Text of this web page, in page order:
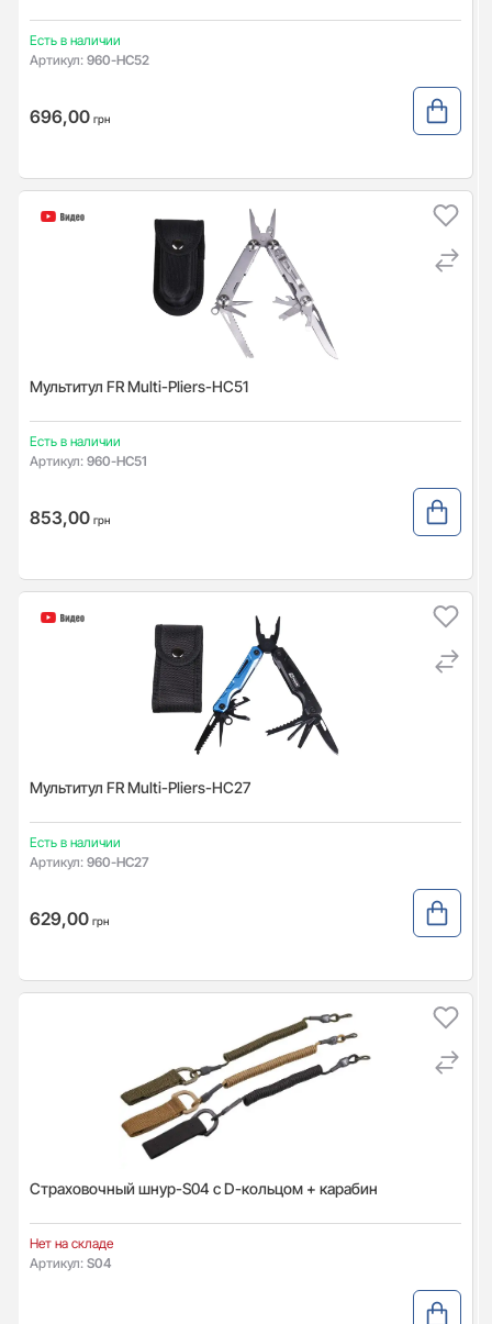
Есть в наличии
Артикул: 960-HC52
696,00 грн
Мультитул FR Multi-Pliers-HC51
Есть в наличии
Артикул: 960-HC51
853,00 грн
Мультитул FR Multi-Pliers-HC27
Есть в наличии
Артикул: 960-HC27
629,00 грн
Страховочный шнур-S04 с D-кольцом + карабин
Нет на складе
Артикул: S04